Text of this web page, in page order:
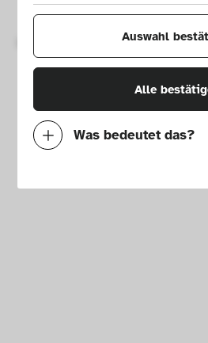
Auswahl
Alle
Was bedeutet das?
Mit diesen Cookies
Newsletter
Copyright © 2026 Die Neue
Alle Rechte